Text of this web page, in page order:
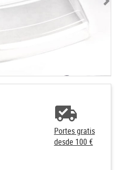
Portes gratis
desde 100 €